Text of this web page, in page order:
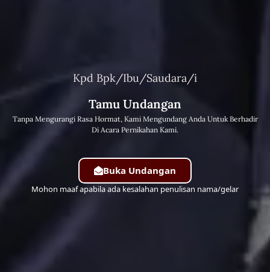
Tamu Undangan
Mohon maaf jika ada kesalahan dalam penulisan nama dan
gelar
Kpd Bpk/Ibu/Saudara/i
Tamu Undangan
Tanpa Mengurangi Rasa Hormat, Kami Mengundang Anda Untuk Berhadir
Di Acara Pernikahan Kami.
Buka Undangan
Mohon maaf apabila ada kesalahan penulisan nama/gelar